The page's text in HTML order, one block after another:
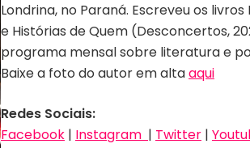
Londrina, no Paraná. Escreveu os
e Histórias de Quem (Desconcertos,
programa mensal sobre literatura e
Baixe a foto do autor em altaaqui
Redes Sociais:
Facebook | Instagram | Twitter |